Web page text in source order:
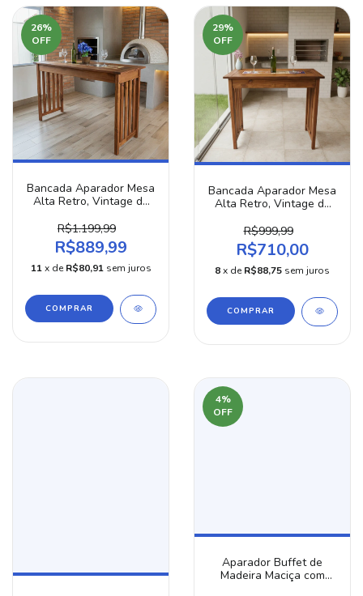
26%
OFF
Bancada Aparador Mesa
Alta Retro, Vintage de
160cm
R$1.199,99
R$889,99
11 x de R$80,91 sem juros
COMPRAR
29%
OFF
Bancada Aparador Mesa
Alta Retro, Vintage de
120cm
R$999,99
R$710,00
8x de R$88,75 sem juros
COMPRAR
4%
OFF
Aparador Buffet de
Madeira Maciça com